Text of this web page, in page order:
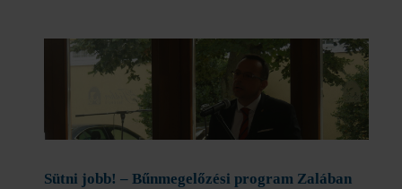
Sütni jobb! – Bűnmegelőzési program Zalában